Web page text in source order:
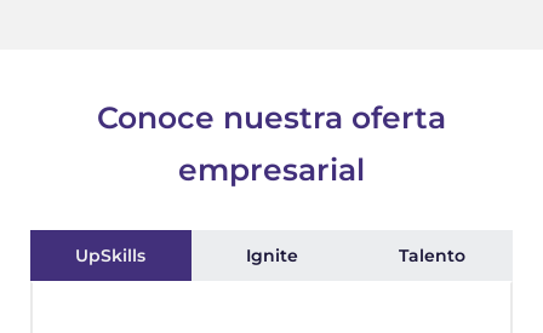
Conoce nuestra oferta
empresarial
UpSkills Ignite Talento